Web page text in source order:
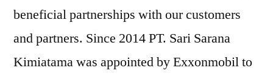
beneficial partnerships with our customers
and partners. Since 2014 PT. Sari Sarana
Kimiatama was appointed by Exxonmobil to